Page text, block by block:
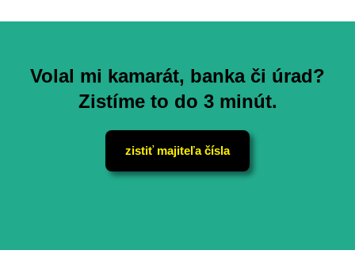
Volal mi kamarát, banka či úrad?
Zistíme to do 3 minút.
zistiť majiteľa čísla